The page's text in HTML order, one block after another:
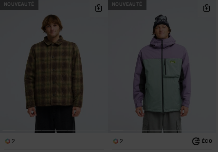
NOUVEAUTÉ
2
NOUVEAUTÉ
2 ÉCO